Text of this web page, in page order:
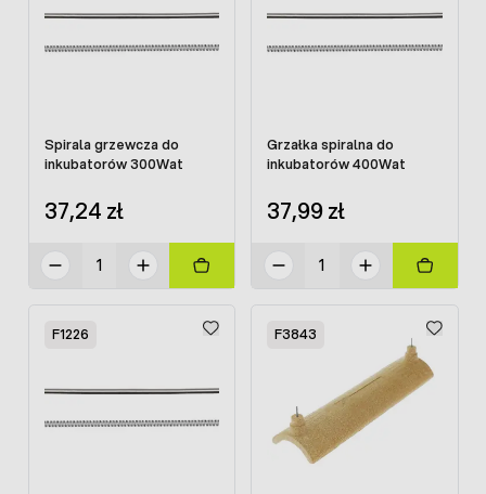
Spirala grzewcza do
inkubatorów 300Wat
37,24 zł
Grzałka spiralna do
inkubatorów 400Wat
37,99 zł
F1226 F3843